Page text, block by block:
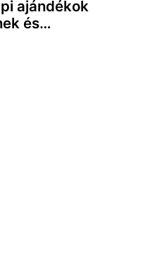
ajándékok
és…